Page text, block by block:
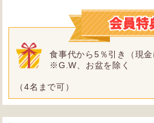
食事代から5％引き（現金
※G.W、お盆を除く
（4名まで可）